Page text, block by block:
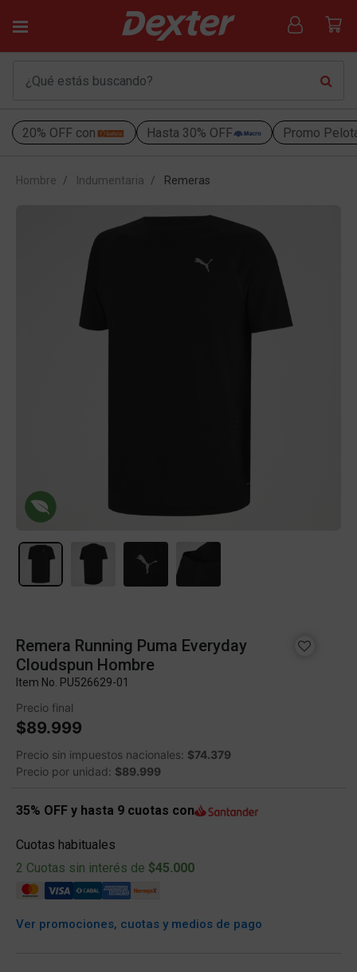
20% OFF con Hasta 30% OFF Promo
Hombre Indumentaria Remeras
Remera Running Puma Everyday
Cloudspun Hombre
Item No. PU526629-01
Precio final
$89.999
Precio sin impuestos nacionales: $74.379
Precio por unidad: $89.999
35% OFF y hasta 9 cuotas con
Cuotas habituales
2 Cuotas sin interés de $45.000
Ver promociones, cuotas y medios de pago